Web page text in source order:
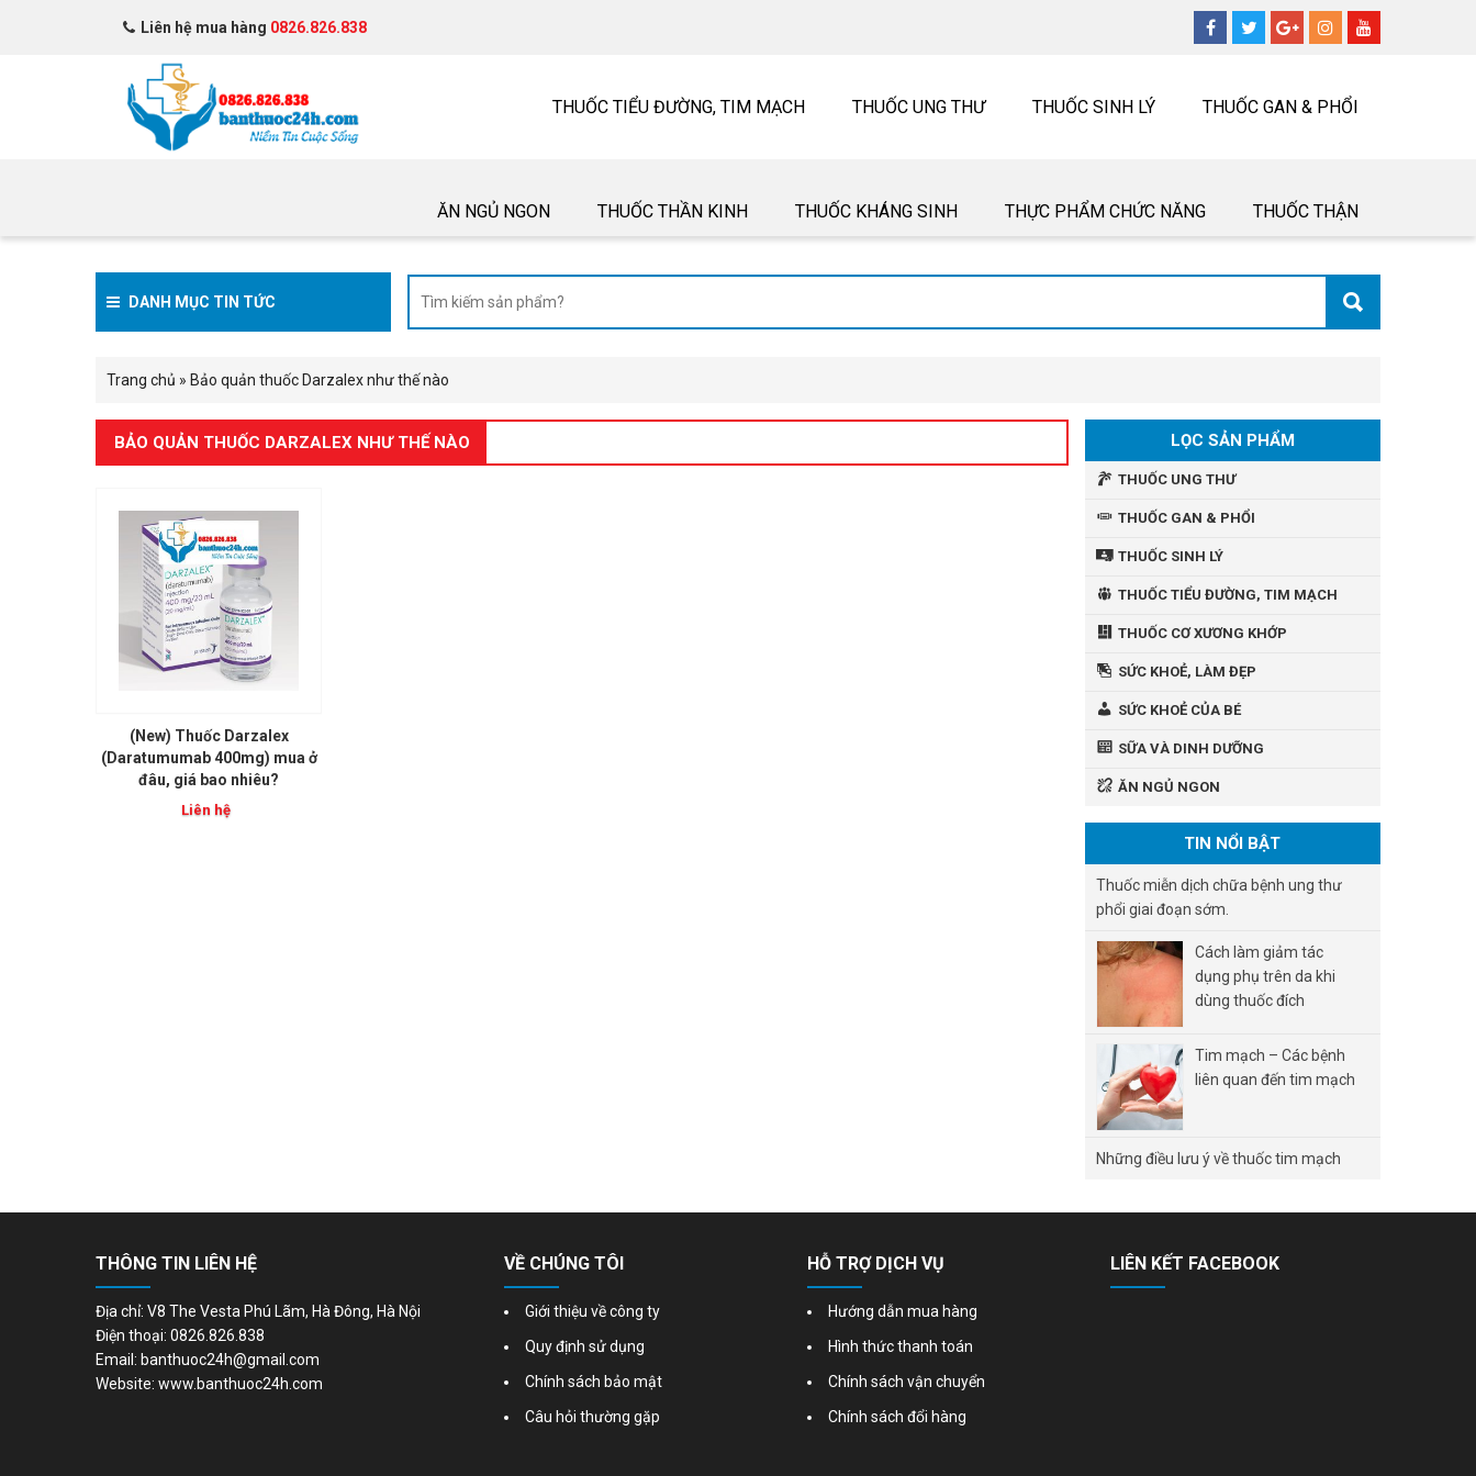
Liên hệ mua hàng 0826.826.838
THUỐC TIỂU ĐƯỜNG, TIM MẠCH THUỐC UNG THƯ THUỐC SINH LÝ THUỐC GAN & PHỔI
ĂN NGỦ NGON THUỐC THẦN KINH THUỐC KHÁNG SINH THỰC PHẨM CHỨC NĂNG THUỐC THẬN
DANH MỤC TIN TỨC
Trang chủ » Bảo quản thuốc Darzalex như thế nào
BẢO QUẢN THUỐC DARZALEX NHƯ THẾ NÀO
(New) Thuốc Darzalex
(Daratumumab 400mg) mua ở
đâu, giá bao nhiêu?
Liên hệ
LỌC SẢN PHẨM
THUỐC UNG THƯ
THUỐC GAN & PHỔI
THUỐC SINH LÝ
THUỐC TIỂU ĐƯỜNG, TIM MẠCH
THUỐC CƠ XƯƠNG KHỚP
SỨC KHOẺ, LÀM ĐẸP
SỨC KHOẺ CỦA BÉ
SỮA VÀ DINH DƯỠNG
ĂN NGỦ NGON
TIN NỔI BẬT
Thuốc miễn dịch chữa bệnh ung thư
phổi giai đoạn sớm.
Cách làm giảm tác
dụng phụ trên da khi
dùng thuốc đích
Tim mạch – Các bệnh
liên quan đến tim mạch
Những điều lưu ý về thuốc tim mạch
THÔNG TIN LIÊN HỆ
Địa chỉ: V8 The Vesta Phú Lãm, Hà Đông, Hà Nội
Điện thoại: 0826.826.838
Email: banthuoc24h@gmail.com
Website: www.banthuoc24h.com
VỀ CHÚNG TÔI
Giới thiệu về công ty
Quy định sử dụng
Chính sách bảo mật
Câu hỏi thường gặp
HỖ TRỢ DỊCH VỤ
Hướng dẫn mua hàng
Hình thức thanh toán
Chính sách vận chuyển
Chính sách đổi hàng
LIÊN KẾT FACEBOOK